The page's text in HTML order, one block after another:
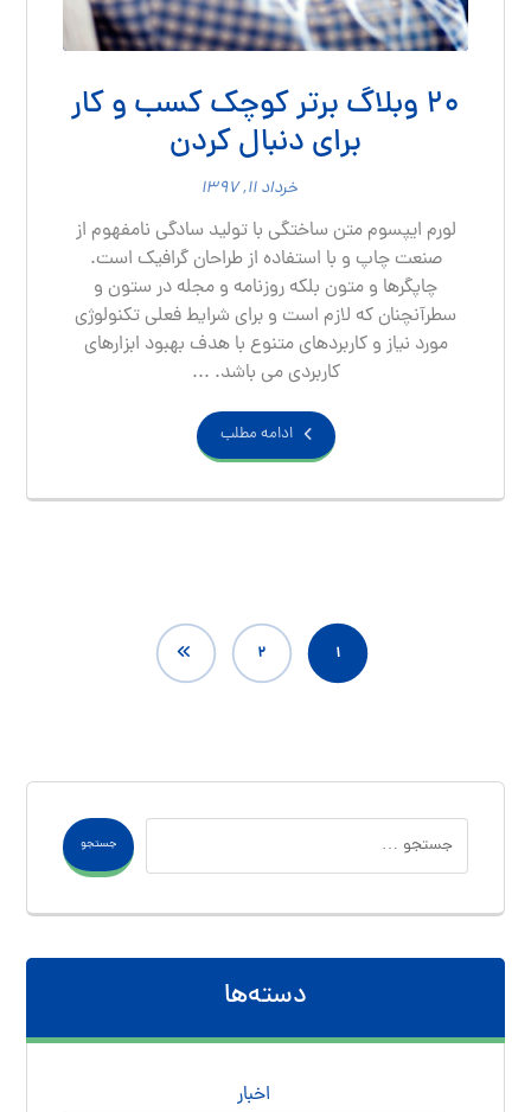
۲۰ وبلاگ برتر کوچک کسب و کار
برای دنبال کردن
خرداد ۱۱, ۱۳۹۷
لورم ایپسوم متن ساختگی با تولید سادگی نامفهوم از
صنعت چاپ و با استفاده از طراحان گرافیک است.
چاپگرها و متون بلکه روزنامه و مجله در ستون و
سطرآنچنان که لازم است و برای شرایط فعلی تکنولوژی
مورد نیاز و کاربردهای متنوع با هدف بهبود ابزارهای
کاربردی می باشد. ...
ادامه مطلب
۱ ۲
جستجو
دسته‌ها
اخبار